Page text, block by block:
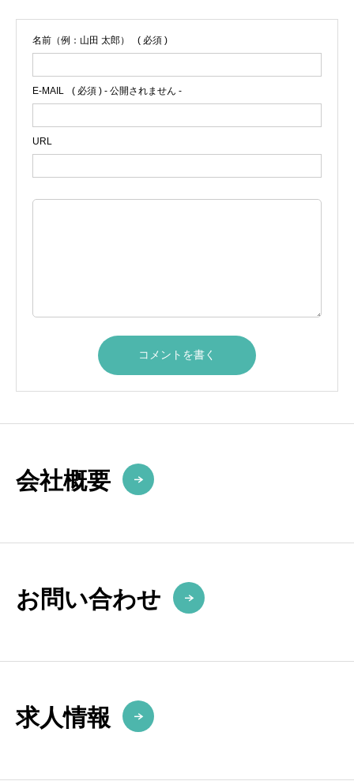
名前（例：山田 太郎） ( 必須 )
E-MAIL ( 必須 ) - 公開されません -
URL
会社概要
お問い合わせ
求人情報